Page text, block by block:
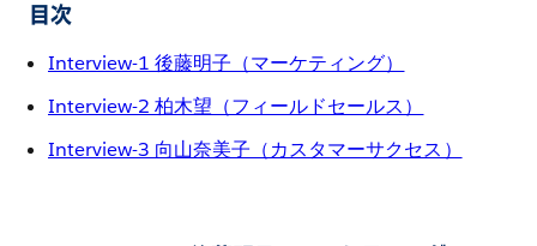
目次
Interview-1 後藤明子（マーケティング）
Interview-2 柏木望（フィールドセールス）
Interview-3 向山奈美子（カスタマーサクセス）